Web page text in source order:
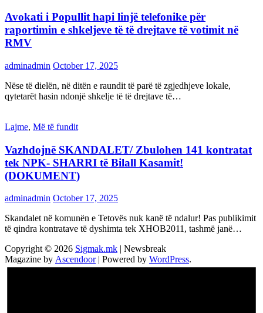
Avokati i Popullit hapi linjë telefonike për
raportimin e shkeljeve të të drejtave të votimit në
RMV
adminadmin October 17, 2025
Nëse të dielën, në ditën e raundit të parë të zgjedhjeve lokale,
qytetarët hasin ndonjë shkelje të të drejtave të…
Lajme, Më të fundit
Vazhdojnē SKANDALET/ Zbulohen 141 kontratat
tek NPK- SHARRI të Bilall Kasamit!
(DOKUMENT)
adminadmin October 17, 2025
Skandalet në komunën e Tetovës nuk kanë të ndalur! Pas publikimit
të qindra kontratave të dyshimta tek XHOB2011, tashmë janë…
Copyright © 2026 Sigmak.mk | Newsbreak
Magazine by Ascendoor| Powered by WordPress.